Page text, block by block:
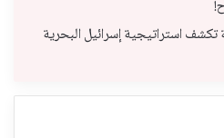
استراتيجية إسرائيل البحرية